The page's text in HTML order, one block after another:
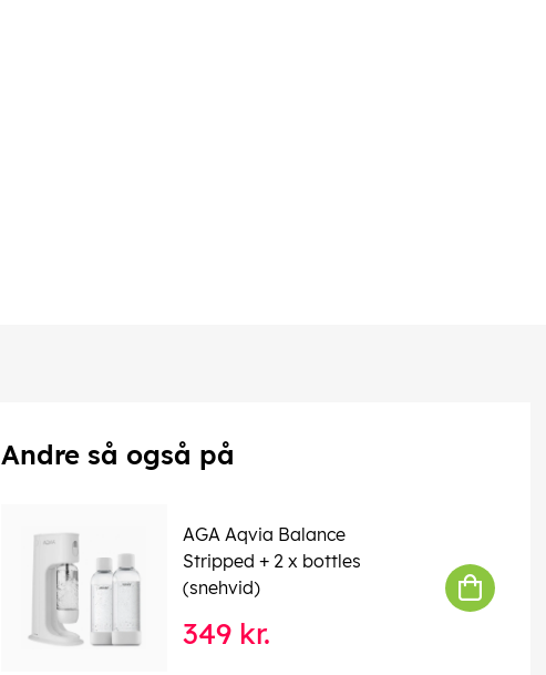
Andre så også på
AGA Aqvia Balance
Stripped + 2 x bottles
(snehvid)
349 kr.